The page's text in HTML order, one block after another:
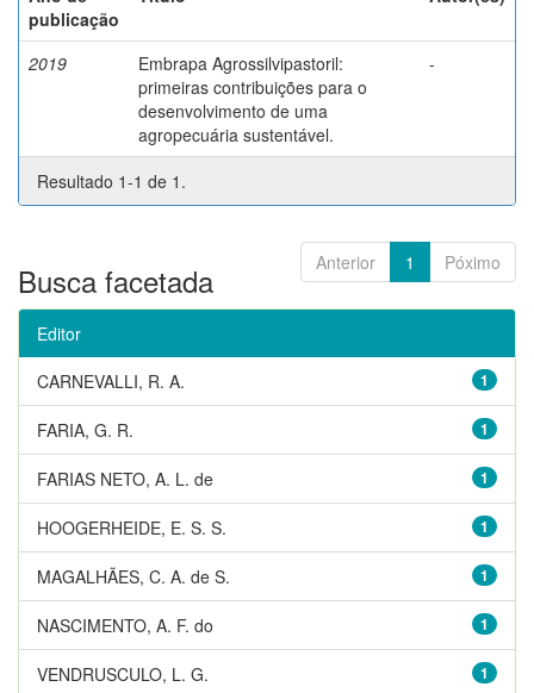
publicação
2019
Embrapa Agrossilvipastoril:
primeiras contribuições para o
desenvolvimento de uma
agropecuária sustentável.
-
Resultado 1-1 de 1.
Anterior 1 Póximo
Busca facetada
Editor
1
CARNEVALLI, R. A.
1
FARIA, G. R.
1
FARIAS NETO, A. L. de
1
HOOGERHEIDE, E. S. S.
1
MAGALHÃES, C. A. de S.
1
NASCIMENTO, A. F. do
1
VENDRUSCULO, L. G.